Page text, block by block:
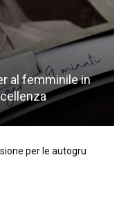
al femminile in
per le autogru